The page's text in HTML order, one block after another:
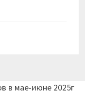
в мае-июне 2025г